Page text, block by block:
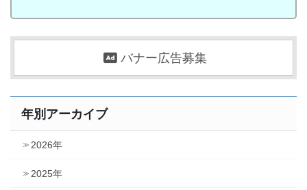
バナー広告募集
年別アーカイブ
2026年
2025年